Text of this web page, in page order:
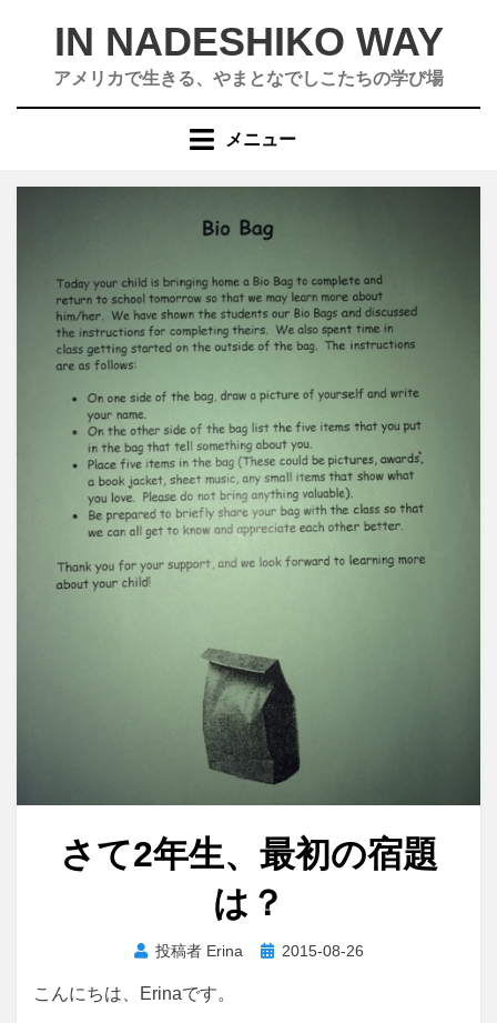
IN NADESHIKO WAY
アメリカで生きる、やまとなでしこたちの学び場
メニュー
さて2年生、最初の宿題
は？
投稿者 Erina
投 2015-08-26
こんにちは、Erinaです。